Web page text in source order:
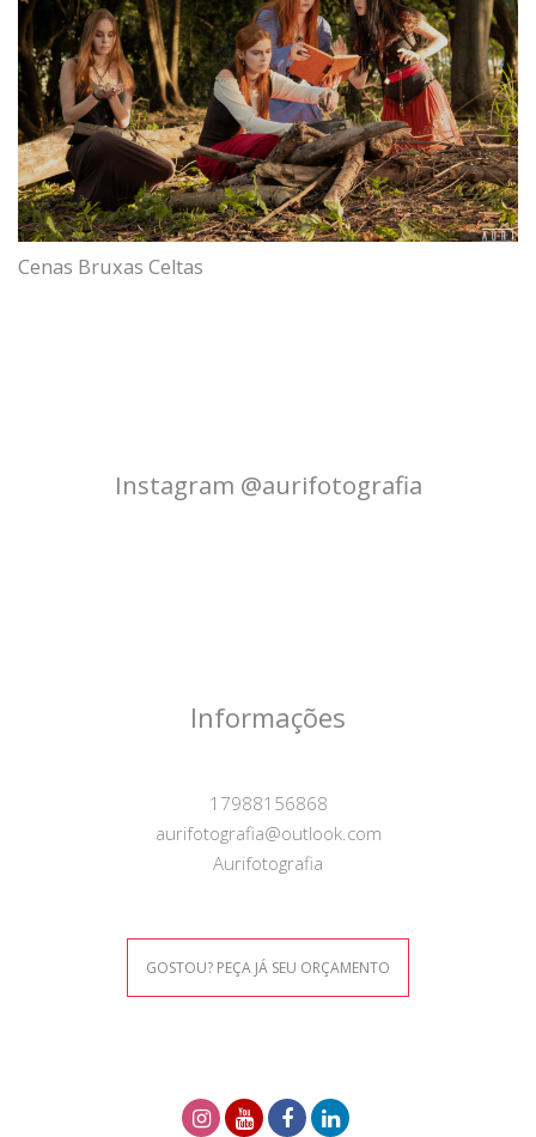
Cenas Bruxas Celtas
Instagram @aurifotografia
Informações
17988156868
aurifotografia@outlook.com
Aurifotografia
GOSTOU? PEÇA JÁ SEU ORÇAMENTO